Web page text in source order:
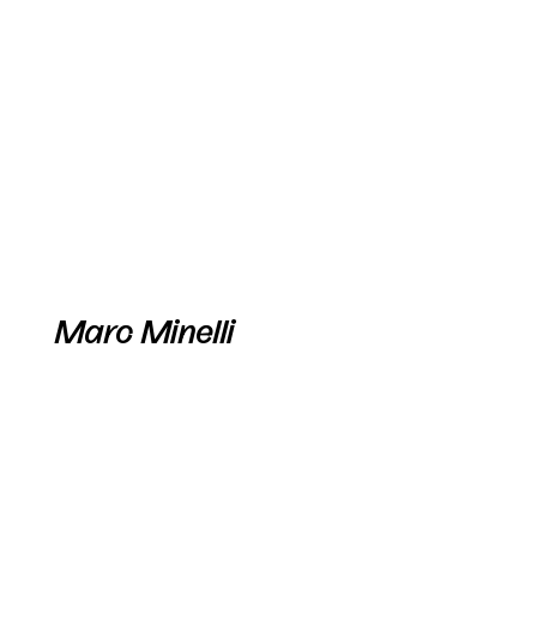
Marc Minelli